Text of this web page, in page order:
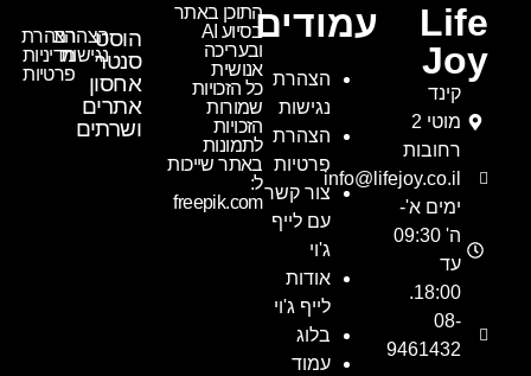
Life
Joy
קינד
מוטי 2
רחובות
info@lifejoy.co.il
ימים א'-
ה' 09:30
עד
18:00.
08-
9461432
עמודים
הצהרת
נגישות
הצהרת
פרטיות
צור קשר
עם לייף
ג'וי
אודות
לייף ג'וי
בלוג
עמוד
התוכן באתר
בסיוע AI
ובעריכה
אנושית
כל הזכויות
שמורות
הזכויות
לתמונות
באתר שייכות
ל:
freepik.com
הצהרת
מדיניות
פרטיות
הצהרת
נגישות
הוסט
סנטר
אחסון
אתרים
ושרתים